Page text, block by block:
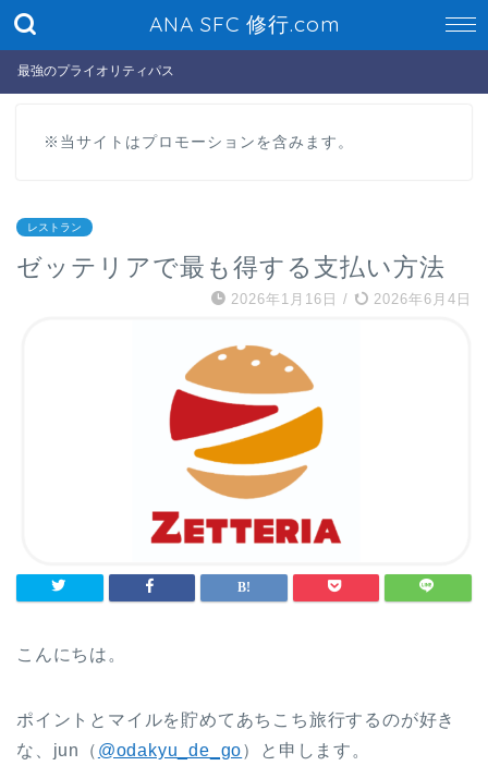
ANA SFC 修行.com
最強のプライオリティパス
※当サイトはプロモーションを含みます。
レストラン
ゼッテリアで最も得する支払い方法
2026年1月16日 / 2026年6月4日
こんにちは。
ポイントとマイルを貯めてあちこち旅行するのが好き
な、jun（ @odakyu_de_go）と申します。